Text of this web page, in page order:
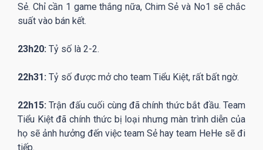
Sẻ. Chỉ cần 1 game thắng nữa, Chim Sẻ và No1 sẽ chắc
suất vào bán kết.
23h20: Tỷ số là 2-2.
22h31: Tỷ số được mở cho team Tiểu Kiệt, rất bất ngờ.
22h15:Trận đấu cuối cùng đã chính thức bắt đầu. Team
Tiểu Kiệt đã chính thức bị loại nhưng màn trình diễn của
họ sẽ ảnh hưởng đến việc team Sẻ hay team HeHe sẽ đi
tiếp.